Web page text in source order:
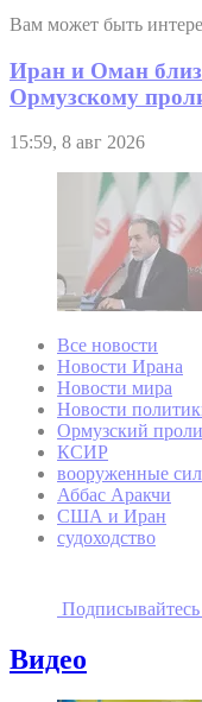
Вам может быть
Иран и Оман
Ормузскому
15:59, 8 авг 2026
Все новости
Новости Ирана
Новости мира
Новости
Ормузский
КСИР
вооруженные
Аббас Аракчи
США и Иран
судоходство
Видео